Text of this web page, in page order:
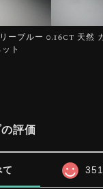
ーブルー 0.16ct 天然
ト
評価
て 351